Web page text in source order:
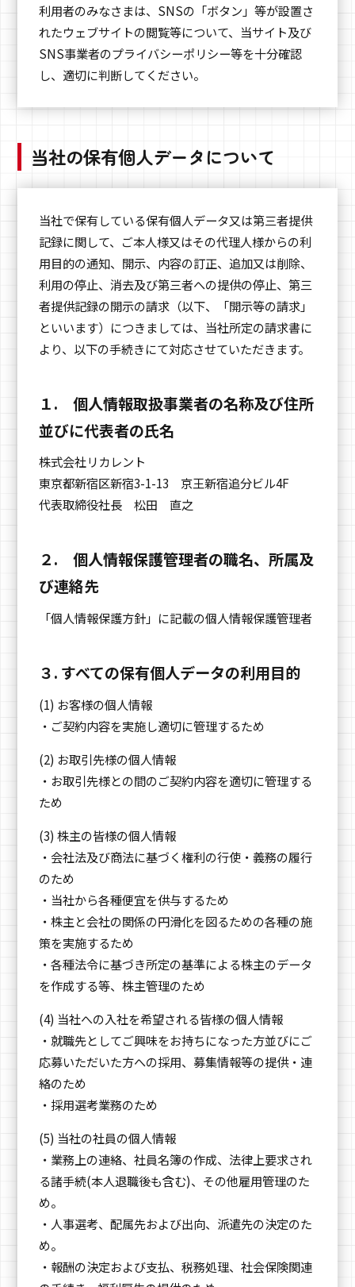
利用者のみなさまは、SNSの「ボタン」等が設置さ
れたウェブサイトの閲覧等について、当サイト及び
SNS事業者のプライバシーポリシー等を十分確認
し、適切に判断してください。
当社の保有個人データについて
当社で保有している保有個人データ又は第三者提供
記録に関して、ご本人様又はその代理人様からの利
用目的の通知、開示、内容の訂正、追加又は削除、
利用の停止、消去及び第三者への提供の停止、第三
者提供記録の開示の請求（以下、「開示等の請求」
といいます）につきましては、当社所定の請求書に
より、以下の手続きにて対応させていただきます。
１. 個人情報取扱事業者の名称及び住所
並びに代表者の氏名
株式会社リカレント
東京都新宿区新宿3-1-13 京王新宿追分ビル4F
代表取締役社長 松田 直之
２. 個人情報保護管理者の職名、所属及
び連絡先
「個人情報保護方針」に記載の個人情報保護管理者
３. すべての保有個人データの利用目的
(1) お客様の個人情報
・ご契約内容を実施し適切に管理するため
(2) お取引先様の個人情報
・お取引先様との間のご契約内容を適切に管理する
ため
(3) 株主の皆様の個人情報
・会社法及び商法に基づく権利の行使・義務の履行
のため
・当社から各種便宜を供与するため
・株主と会社の関係の円滑化を図るための各種の施
策を実施するため
・各種法令に基づき所定の基準による株主のデータ
を作成する等、株主管理のため
(4) 当社への入社を希望される皆様の個人情報
・就職先としてご興味をお持ちになった方並びにご
応募いただいた方への採用、募集情報等の提供・連
絡のため
・採用選考業務のため
(5) 当社の社員の個人情報
・業務上の連絡、社員名簿の作成、法律上要求され
る諸手続(本人退職後も含む)、その他雇用管理のた
め。
・人事選考、配属先および出向、派遣先の決定のた
め。
・報酬の決定および支払、税務処理、社会保険関連